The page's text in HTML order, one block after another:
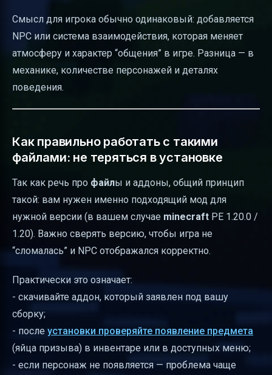
Смысл для игрока обычно одинаковый: добавляется
NPC или система взаимодействия, которая меняет
атмосферу и характер “общения” в игре. Разница — в
механике, количестве персонажей и деталях
поведения.
Как правильно работать с такими
файлами: не теряться в установке
Так как речь про файлы и аддоны, общий принцип
такой: вам нужен именно подходящий мод для
нужной версии (в вашем случае minecraft PE 1.20.0 /
1.20). Важно сверять версию, чтобы игра не
“сломалась” и NPC отображался корректно.
Практически это означает:
- скачивайте аддон, который заявлен под вашу
сборку;
- после установки проверяйте появление предмета
(яйца призыва) в инвентаре или в доступных меню;
- если персонаж не появляется — проблема чаще